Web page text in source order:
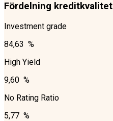
Fördelning kreditkvalitet
Investment grade
84,63 %
High Yield
9,60 %
No Rating Ratio
5,77 %